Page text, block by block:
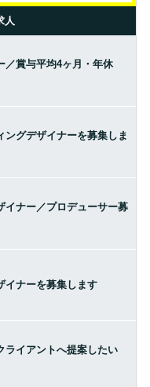
人
／賞与平均4ヶ月・年休
ングデザイナーを募集しま
イナー／プロデューサー募
イナーを募集します
ライアントへ提案したい